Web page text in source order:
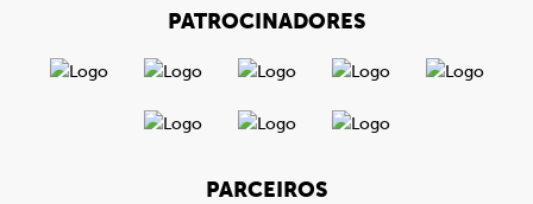
PATROCINADORES
PARCEIROS